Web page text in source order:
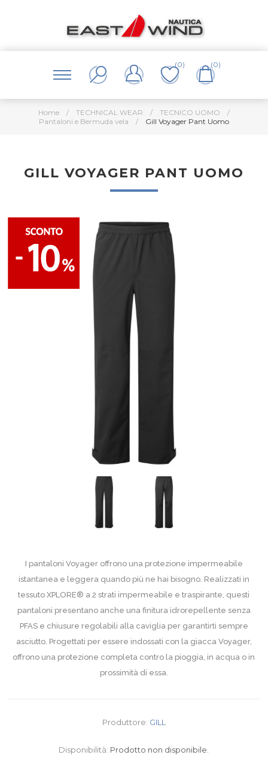
(0) (0)
Home / TECHNICAL WEAR / TECNICO UOMO
/
Pantaloni e Bermuda vela
/ Gill Voyager Pant Uomo
GILL VOYAGER PANT UOMO
I pantaloni Voyager offrono una protezione impermeabile
istantanea e leggera quando più ne hai bisogno. Realizzati in
tessuto XPLORE® a 2 strati impermeabile e traspirante, questi
pantaloni presentano anche una finitura idrorepellente senza
PFAS e chiusure regolabili alla caviglia per garantirti sempre
asciutto. Progettati per essere indossati con la giacca Voyager,
offrono una protezione completa contro la pioggia, in acqua o in
prossimità di essa.
Produttore: GILL
Disponibilità: Prodotto non disponibile.